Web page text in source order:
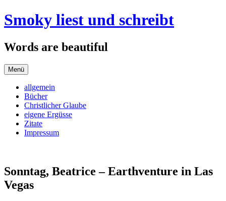
Zum
Inhalt
Smoky liest und schreibt
Words are beautiful
Menü
allgemein
Bücher
Christlicher Glaube
eigene Ergüsse
Zitate
Impressum
Sonntag, Beatrice – Earthventure in Las
Vegas